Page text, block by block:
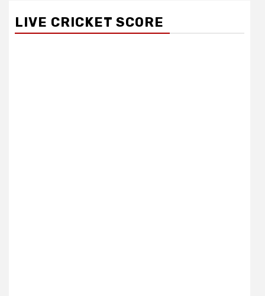
LIVE CRICKET SCORE